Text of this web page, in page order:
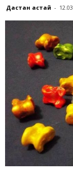
Дастан Қастай -